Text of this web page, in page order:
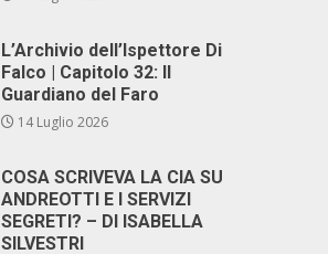
L’Archivio dell’Ispettore Di
Falco | Capitolo 32: Il
Guardiano del Faro
14 Luglio 2026
COSA SCRIVEVA LA CIA SU
ANDREOTTI E I SERVIZI
SEGRETI? – DI ISABELLA
SILVESTRI